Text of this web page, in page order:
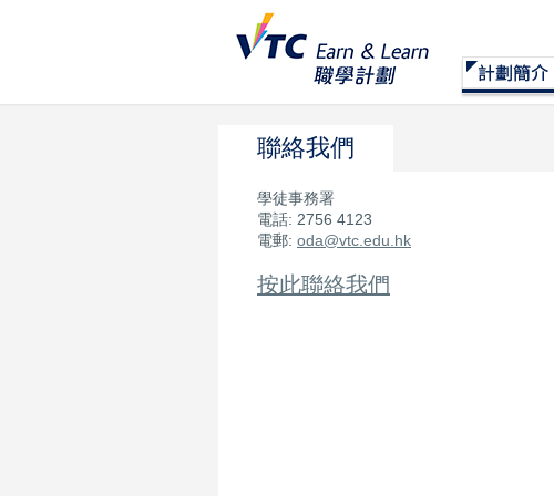
聯絡我們
學徒事務署
電話: 2756 4123
電郵: oda@vtc.edu.hk
按此聯絡我們